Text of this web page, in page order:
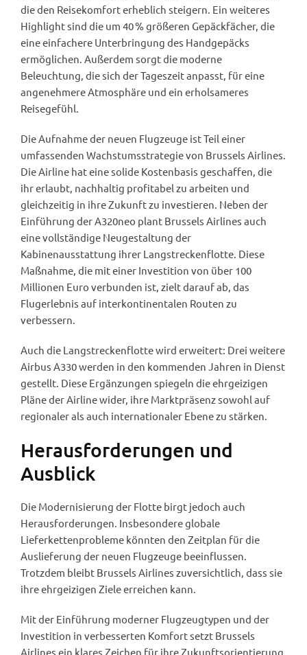
die den Reisekomfort erheblich steigern. Ein weiteres
Highlight sind die um 40 % größeren Gepäckfächer, die
eine einfachere Unterbringung des Handgepäcks
ermöglichen. Außerdem sorgt die moderne
Beleuchtung, die sich der Tageszeit anpasst, für eine
angenehmere Atmosphäre und ein erholsameres
Reisegefühl.
Die Aufnahme der neuen Flugzeuge ist Teil einer
umfassenden Wachstumsstrategie von Brussels Airlines.
Die Airline hat eine solide Kostenbasis geschaffen, die
ihr erlaubt, nachhaltig profitabel zu arbeiten und
gleichzeitig in ihre Zukunft zu investieren. Neben der
Einführung der A320neo plant Brussels Airlines auch
eine vollständige Neugestaltung der
Kabinenausstattung ihrer Langstreckenflotte. Diese
Maßnahme, die mit einer Investition von über 100
Millionen Euro verbunden ist, zielt darauf ab, das
Flugerlebnis auf interkontinentalen Routen zu
verbessern.
Auch die Langstreckenflotte wird erweitert: Drei weitere
Airbus A330 werden in den kommenden Jahren in Dienst
gestellt. Diese Ergänzungen spiegeln die ehrgeizigen
Pläne der Airline wider, ihre Marktpräsenz sowohl auf
regionaler als auch internationaler Ebene zu stärken.
Herausforderungen und
Ausblick
Die Modernisierung der Flotte birgt jedoch auch
Herausforderungen. Insbesondere globale
Lieferkettenprobleme könnten den Zeitplan für die
Auslieferung der neuen Flugzeuge beeinflussen.
Trotzdem bleibt Brussels Airlines zuversichtlich, dass sie
ihre ehrgeizigen Ziele erreichen kann.
Mit der Einführung moderner Flugzeugtypen und der
Investition in verbesserten Komfort setzt Brussels
Airlines ein klares Zeichen für ihre Zukunftsorientierung